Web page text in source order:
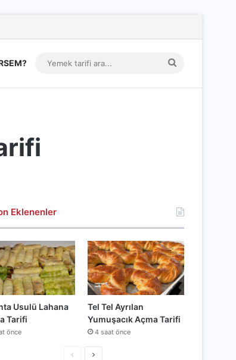
Eklenenler
Usulü Lahana
Tarifi
önce
Tel Tel Ayrılan
Yumuşacık Açma Tarifi
4 saat önce
ÖncekiSonraki